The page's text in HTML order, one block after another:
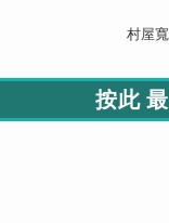
村屋
按此